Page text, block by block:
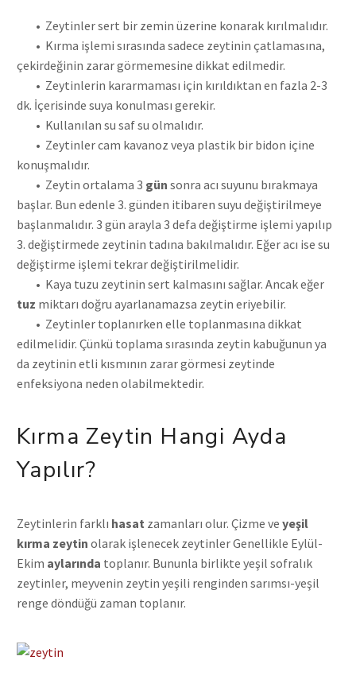
• Zeytinler sert bir zemin üzerine konarak kırılmalıdır.
• Kırma işlemi sırasında sadece zeytinin çatlamasına,
çekirdeğinin zarar görmemesine dikkat edilmedir.
• Zeytinlerin kararmaması için kırıldıktan en fazla 2-3
dk. İçerisinde suya konulması gerekir.
• Kullanılan su saf su olmalıdır.
• Zeytinler cam kavanoz veya plastik bir bidon içine
konuşmalıdır.
• Zeytin ortalama 3 gün sonra acı suyunu bırakmaya
başlar. Bun edenle 3. günden itibaren suyu değiştirilmeye
başlanmalıdır. 3 gün arayla 3 defa değiştirme işlemi yapılıp
3. değiştirmede zeytinin tadına bakılmalıdır. Eğer acı ise su
değiştirme işlemi tekrar değiştirilmelidir.
• Kaya tuzu zeytinin sert kalmasını sağlar. Ancak eğer
tuz miktarı doğru ayarlanamazsa zeytin eriyebilir.
• Zeytinler toplanırken elle toplanmasına dikkat
edilmelidir. Çünkü toplama sırasında zeytin kabuğunun ya
da zeytinin etli kısmının zarar görmesi zeytinde
enfeksiyona neden olabilmektedir.
Kırma Zeytin Hangi Ayda
Yapılır?
Zeytinlerin farklı hasat zamanları olur. Çizme ve yeşil
kırma zeytin olarak işlenecek zeytinler Genellikle Eylül-
Ekim aylarında toplanır. Bununla birlikte yeşil sofralık
zeytinler, meyvenin zeytin yeşili renginden sarımsı-yeşil
renge döndüğü zaman toplanır.